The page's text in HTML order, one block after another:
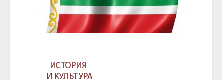
ГЛАВА И ПРАВИТЕЛЬСТВО ЧЕЧЕНСКОЙ
РЕСПУБЛИКИ